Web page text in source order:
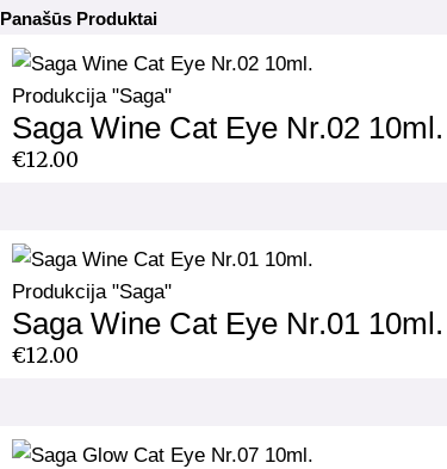
Panašūs Produktai
Produkcija "Saga"
Saga Wine Cat Eye Nr.02 10ml.
€12.00
Produkcija "Saga"
Saga Wine Cat Eye Nr.01 10ml.
€12.00